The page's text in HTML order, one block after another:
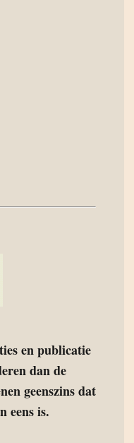
en publicatie
dan de
geenszins dat
eens is.